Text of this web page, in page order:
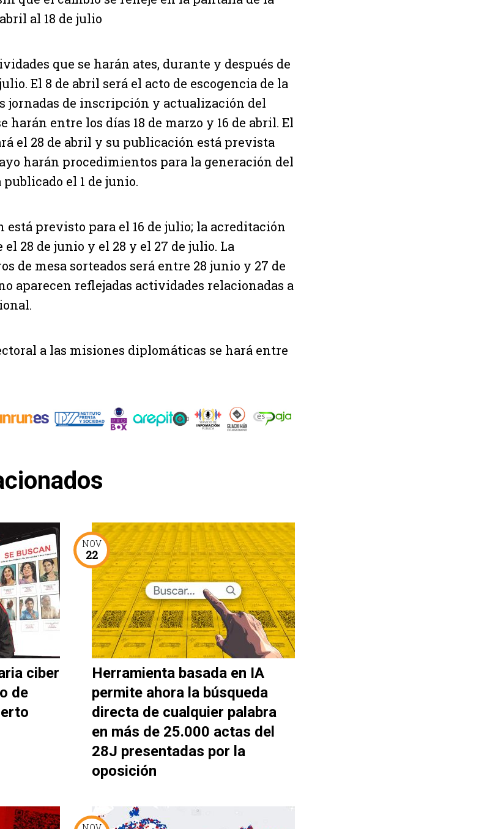
al 18 de julio
que se harán ates, durante y después de
El 8 de abril será el acto de escogencia de la
jornadas de inscripción y actualización del
harán entre los días 18 de marzo y 16 de abril. El
el 28 de abril y su publicación está prevista
harán procedimientos para la generación del
el 1 de junio.
previsto para el 16 de julio; la acreditación
28 de junio y el 28 y el 27 de julio. La
de mesa sorteados será entre 28 junio y 27 de
aparecen reflejadas actividades relacionadas a
a las misiones diplomáticas se hará entre
ciber
de
NOV
22
Herramienta basada en IA
permite ahora la búsqueda
directa de cualquier palabra
en más de 25.000 actas del
28J presentadas por la
oposición